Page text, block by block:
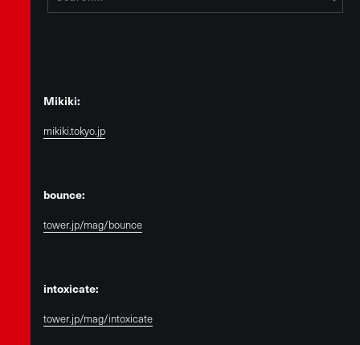
Mikiki:
mikiki.tokyo.jp
bounce:
tower.jp/mag/bounce
intoxicate:
tower.jp/mag/intoxicate